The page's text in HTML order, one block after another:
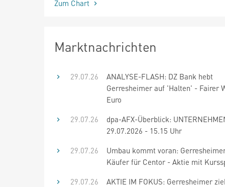
Zum Chart
Marktnachrichten
29.07.26
ANALYSE-FLASH: DZ Bank hebt
Gerresheimer auf 'Halten' - Fairer
Euro
29.07.26
dpa-AFX-Überblick:
29.07.2026 - 15.15 Uhr
29.07.26
Umbau kommt voran:
Käufer für Centor - Aktie mit
29.07.26
AKTIE IM FOKUS: Gerresheimer